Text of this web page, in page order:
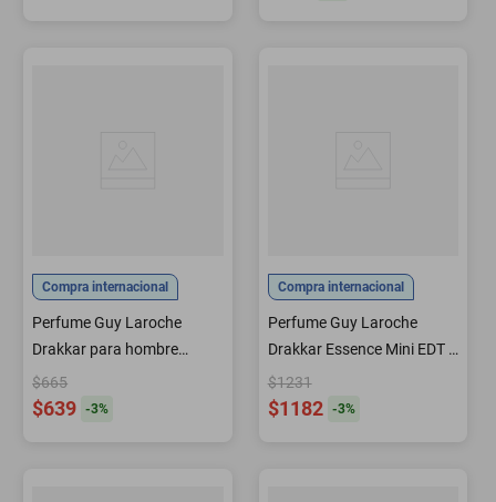
Compra internacional
Perfume Guy Laroche
Drakkar para hombre
perfume 100 ml
$665
$639 -3%
Compra internacional
Perfume Guy Laroche
Drakkar Essence Mini EDT 5
ml para hombre
$1231
$1182 -3%